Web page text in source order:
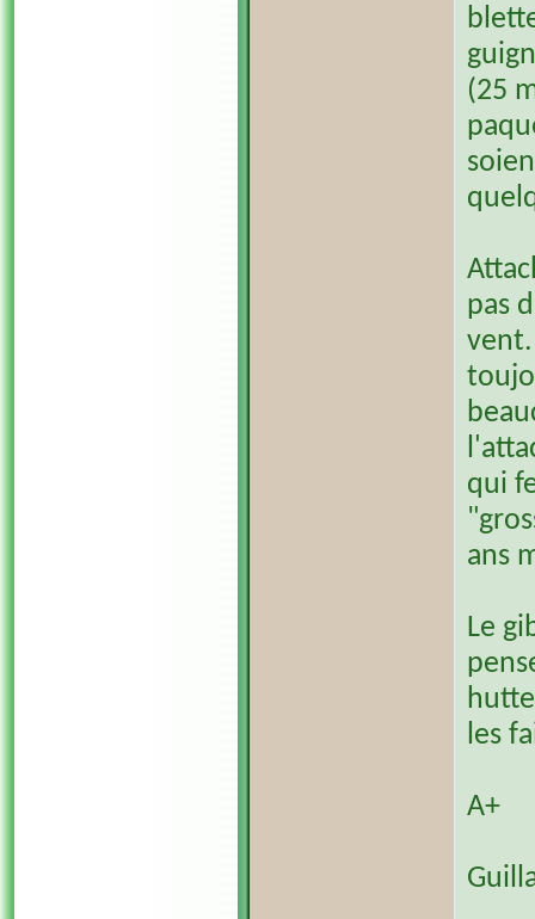
(25
pas
qui
ans
Le
les
A+